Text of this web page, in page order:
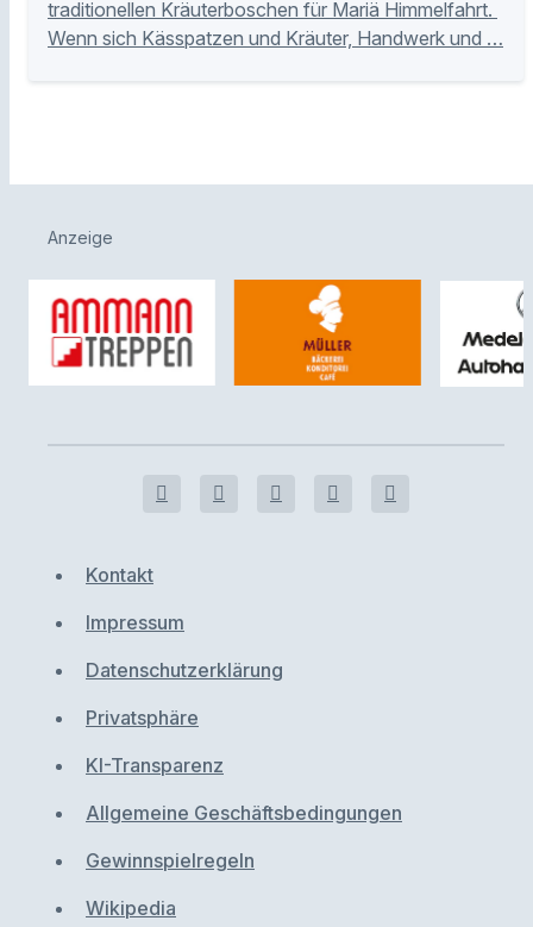
traditionellen Kräuterboschen für Mariä Himmelfahrt.
Wenn sich Kässpatzen und Kräuter, Handwerk und …
Anzeige
Kontakt
Impressum
Datenschutzerklärung
Privatsphäre
KI-Transparenz
Allgemeine Geschäftsbedingungen
Gewinnspielregeln
Wikipedia